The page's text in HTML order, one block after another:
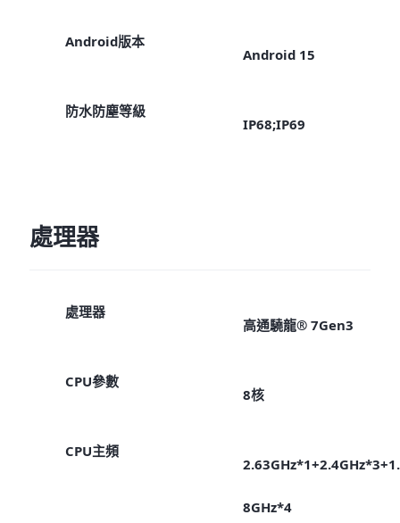
Android版本
Android 15
防水防塵等級
IP68;IP69
處理器
處理器
高通驍龍® 7Gen3
CPU參數
8核
CPU主頻
2.63GHz*1+2.4GHz*3+1.
8GHz*4